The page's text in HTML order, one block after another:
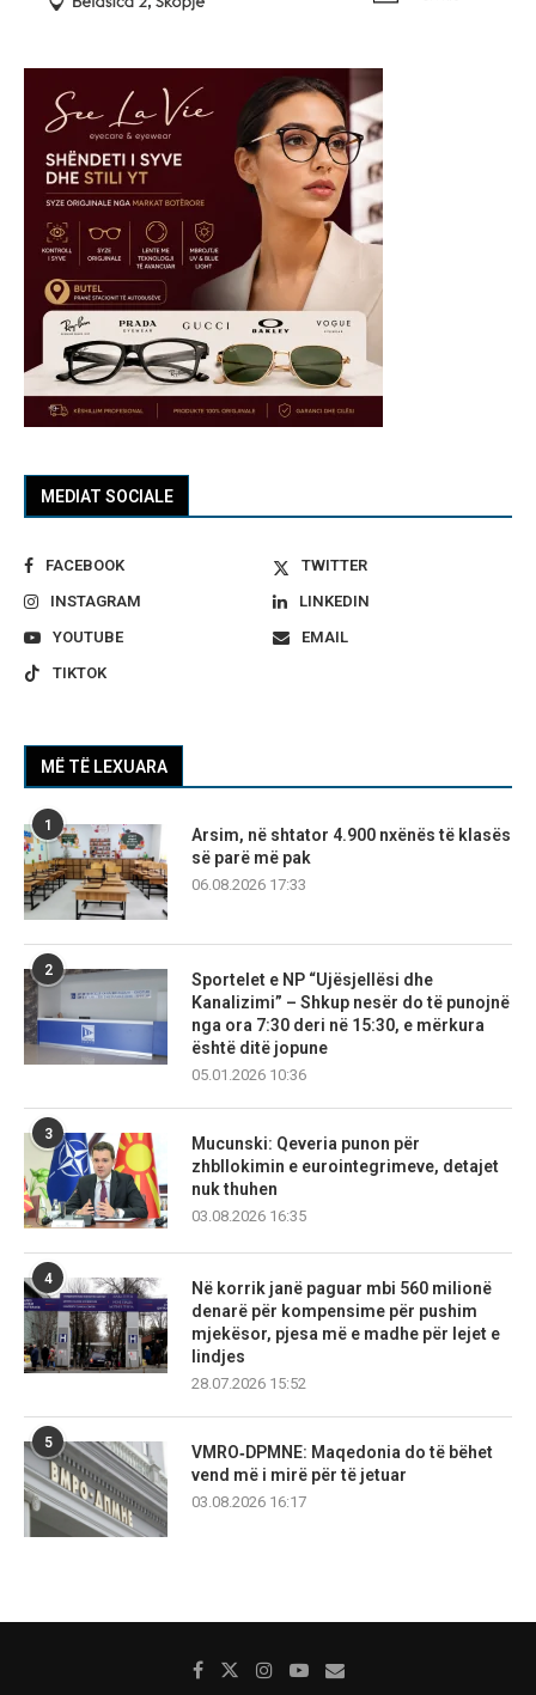
MEDIAT SOCIALE
FACEBOOK
TWITTER
INSTAGRAM
LINKEDIN
YOUTUBE
EMAIL
TIKTOK
MË TË LEXUARA
1
Arsim, në shtator 4.900 nxënës të klasës
së parë më pak
06.08.2026 17:33
2
Sportelet e NP “Ujësjellësi dhe
Kanalizimi” – Shkup nesër do të punojnë
nga ora 7:30 deri në 15:30, e mërkura
është ditë jopune
05.01.2026 10:36
3
Mucunski: Qeveria punon për
zhbllokimin e eurointegrimeve, detajet
nuk thuhen
03.08.2026 16:35
4
Në korrik janë paguar mbi 560 milionë
denarë për kompensime për pushim
mjekësor, pjesa më e madhe për lejet e
lindjes
28.07.2026 15:52
5
VMRO‑DPMNE: Maqedonia do të bëhet
vend më i mirë për të jetuar
03.08.2026 16:17